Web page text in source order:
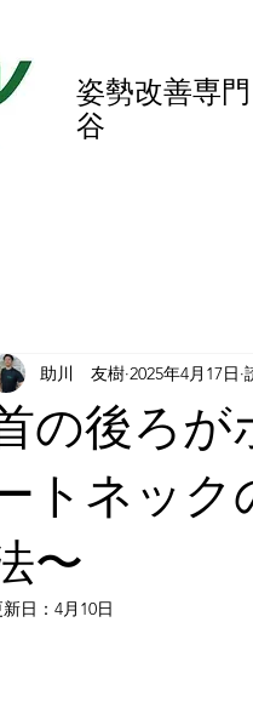
姿勢改善専
谷
の後ろが
トネック
〜
助川 友樹 2025年4月17日
日： 4月10日